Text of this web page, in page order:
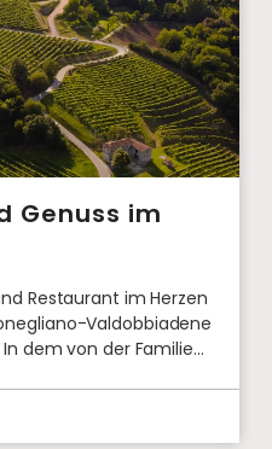
Genuss im
Restaurant im Herzen
Valdobbiadene
dem von der Familie